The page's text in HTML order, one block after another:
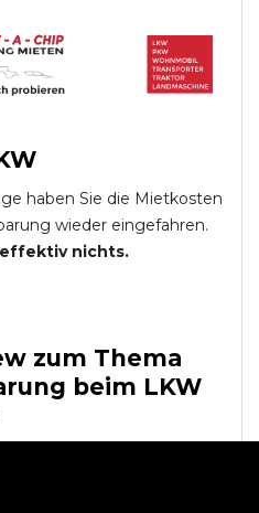
haben Sie die Mietkosten
wieder eingefahren.
nichts.
zum Thema
beim LKW